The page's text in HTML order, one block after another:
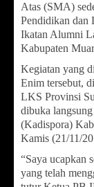
Atas (SMA)
Pendidikan dan
Ikatan Alumni
Kabupaten
Kegiatan yang
Enim tersebut,
LKS Provinsi
dibuka
(Kadispora)
Kamis (21/11/
“Saya ucapkan
yang telah